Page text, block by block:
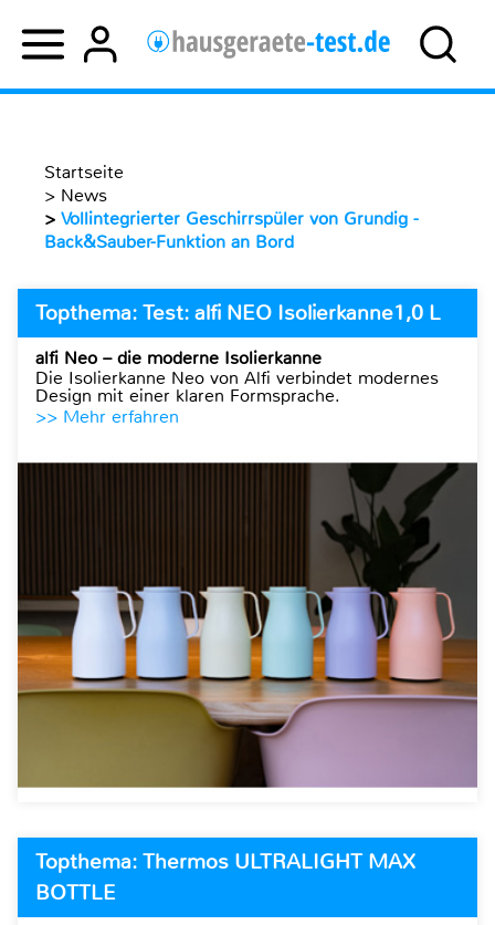
Startseite
> News
> Vollintegrierter Geschirrspüler von Grundig -
Back&Sauber-Funktion an Bord
Topthema: Test: alfi NEO Isolierkanne1,0 L
alfi Neo – die moderne Isolierkanne
Die Isolierkanne Neo von Alfi verbindet modernes
Design mit einer klaren Formsprache.
>> Mehr erfahren
Topthema: Thermos ULTRALIGHT MAX
BOTTLE